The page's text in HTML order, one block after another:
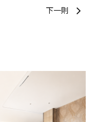
下一則